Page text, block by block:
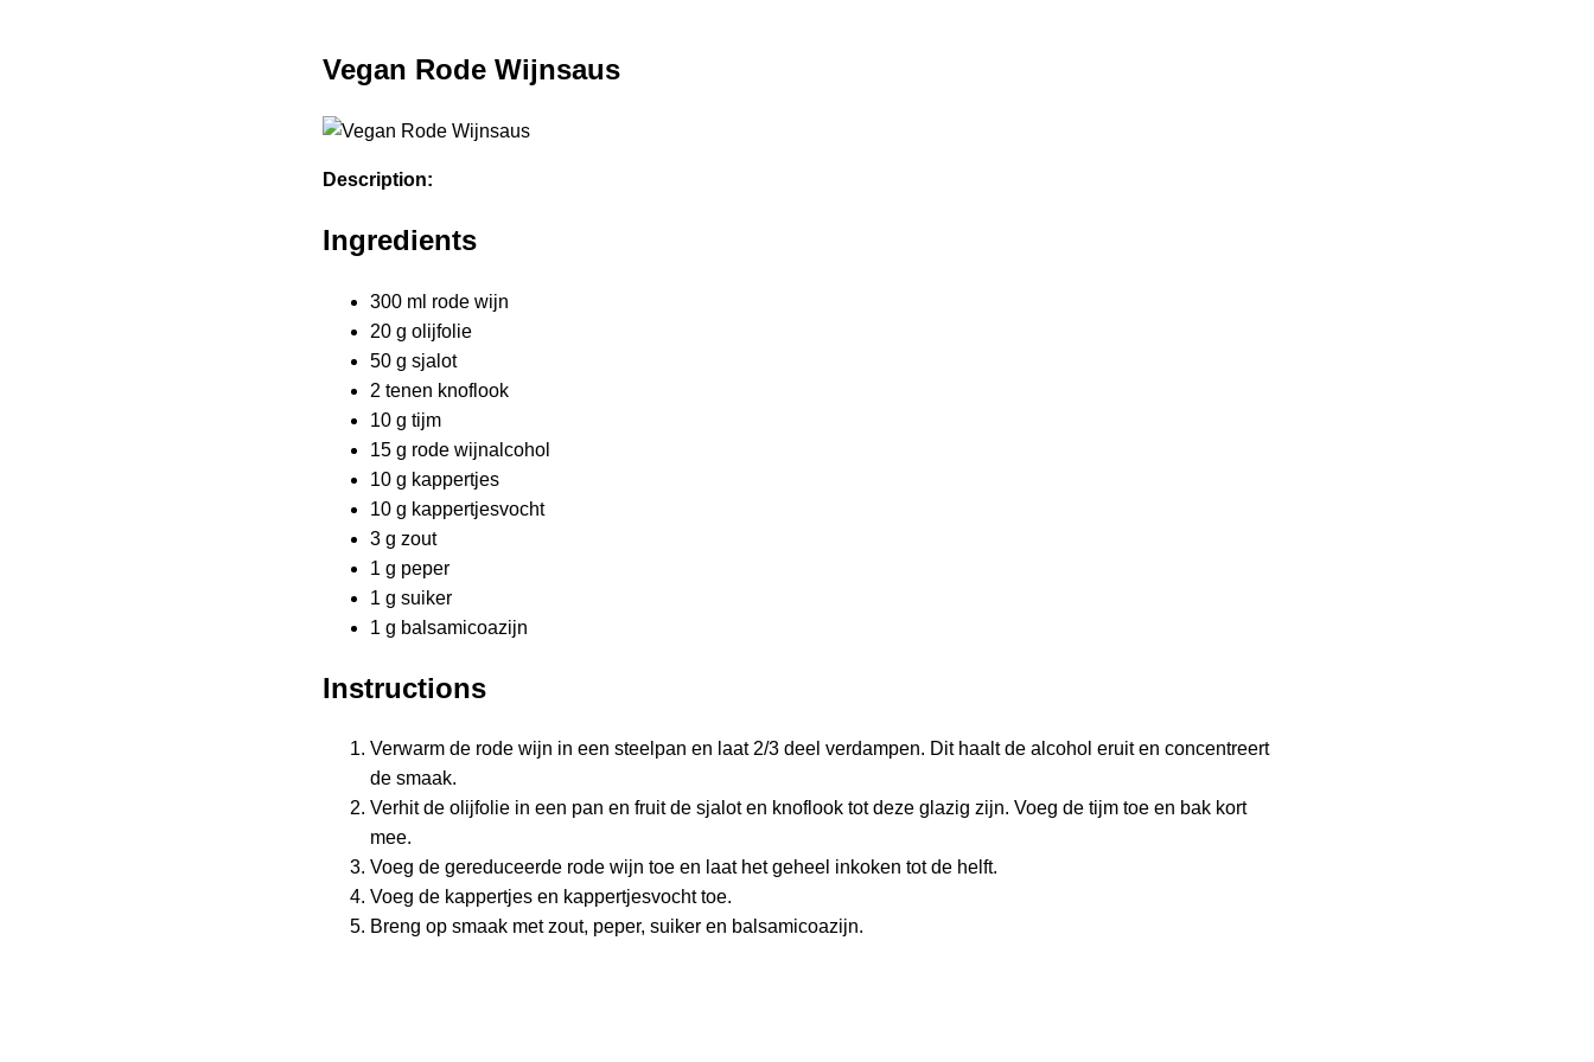
Vegan Rode Wijnsaus
Description:
Ingredients
300 ml rode wijn
20 g olijfolie
50 g sjalot
2 tenen knoflook
10 g tijm
15 g rode wijnalcohol
10 g kappertjes
10 g kappertjesvocht
3 g zout
1 g peper
1 g suiker
1 g balsamicoazijn
Instructions
Verwarm de rode wijn in een steelpan en laat 2/3 deel verdampen. Dit haalt de alcohol eruit en concentreert
de smaak.
Verhit de olijfolie in een pan en fruit de sjalot en knoflook tot deze glazig zijn. Voeg de tijm toe en bak kort
mee.
Voeg de gereduceerde rode wijn toe en laat het geheel inkoken tot de helft.
Voeg de kappertjes en kappertjesvocht toe.
Breng op smaak met zout, peper, suiker en balsamicoazijn.